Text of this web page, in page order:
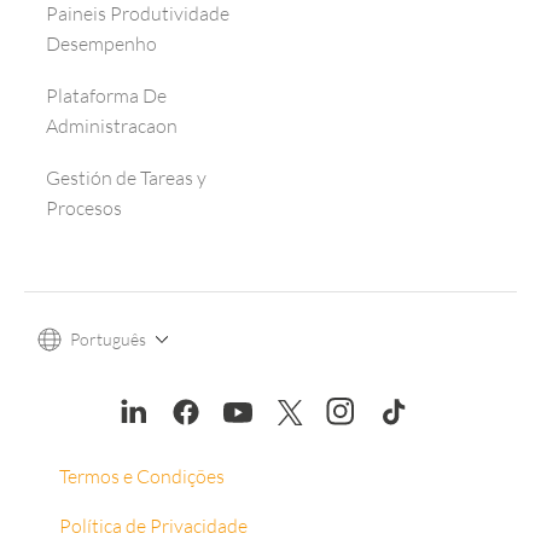
Paineis Produtividade
Desempenho
Plataforma De
Administracaon
Gestión de Tareas y
Procesos
Português
Termos e Condições
Política de Privacidade